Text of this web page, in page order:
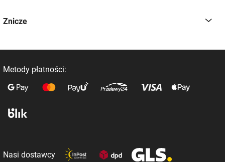
Znicze
Metody płatności:
Nasi dostawcy